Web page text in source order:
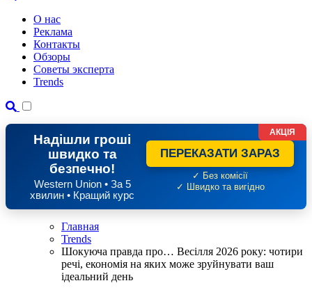
О нас
Реклама
Контакты
Обзоры
Советы эксперта
Trends
Надішли гроші
швидко та
безпечно!
Western Union • За 5
хвилин • Кращий курс
ПЕРЕКАЗАТИ ЗАРАЗ
✓ Без комісії
✓ Швидко та вигідно
АКЦІЯ
Главная
Trends
Шокуюча правда про… Весілля 2026 року: чотири
речі, економія на яких може зруйнувати ваш
ідеальний день